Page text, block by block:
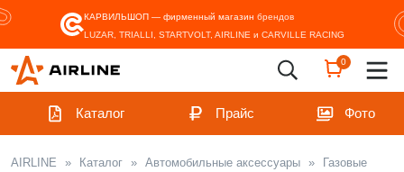
КАРВИЛЬШОП — фирменный магазин брендов
LUZAR, TRIALLI, STARTVOLT, AIRLINE и CARVILLE RACING
0
Каталог Прайс Фото
AIRLINE » Каталог » Автомобильные аксессуары »
Газовые